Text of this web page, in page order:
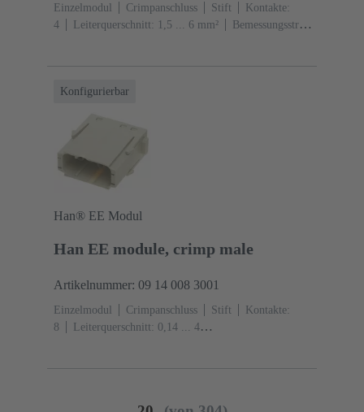
Einzelmodul Crimpanschluss Stift
Kontakte:
4
Leiterquerschnitt: 1,5 ... 6 mm²
Bemessungsstrom:
Konfigurierbar
Han® EE Modul
Han EE module, crimp male
Artikelnummer: 09 14 008 3001
Einzelmodul Crimpanschluss Stift
Kontakte:
8
Leiterquerschnitt: 0,14 ... 4